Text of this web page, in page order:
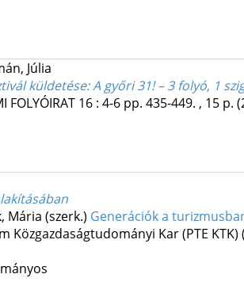
Júlia
küldetése: A győri 31! – 3 folyó, 1
FOLYÓIRAT 16: 4-6 pp. 435-449. , 15 p.
Mária (szerk.) Generációk a
Közgazdaságtudományi Kar (PTE KTK)